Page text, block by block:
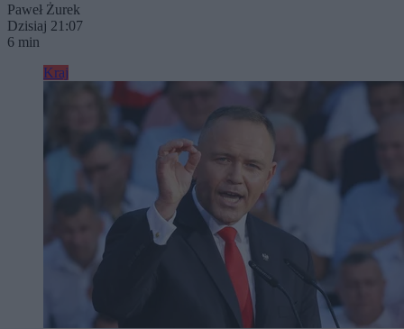
Paweł Żurek
Dzisiaj 21:07
6 min
Kraj